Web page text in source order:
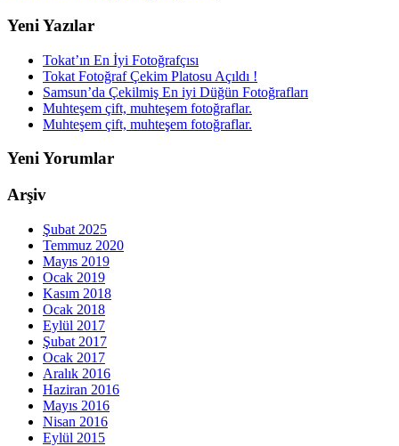
Yeni Yazılar
Tokat’ın En İyi Fotoğrafçısı
Tokat Fotoğraf Çekim Platosu Açıldı !
Samsun’da Çekilmiş En iyi Düğün Fotoğrafları
Muhteşem çift, muhteşem fotoğraflar.
Muhteşem çift, muhteşem fotoğraflar.
Yeni Yorumlar
Arşiv
Şubat 2025
Temmuz 2020
Mayıs 2019
Ocak 2019
Kasım 2018
Ocak 2018
Eylül 2017
Şubat 2017
Ocak 2017
Aralık 2016
Haziran 2016
Mayıs 2016
Nisan 2016
Eylül 2015